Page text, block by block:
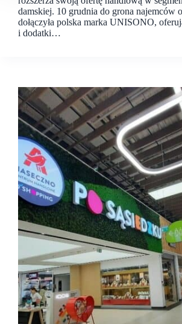
damskiej. 10 grudnia do grona najemców
dołączyła polska marka UNISONO,
i dodatki…